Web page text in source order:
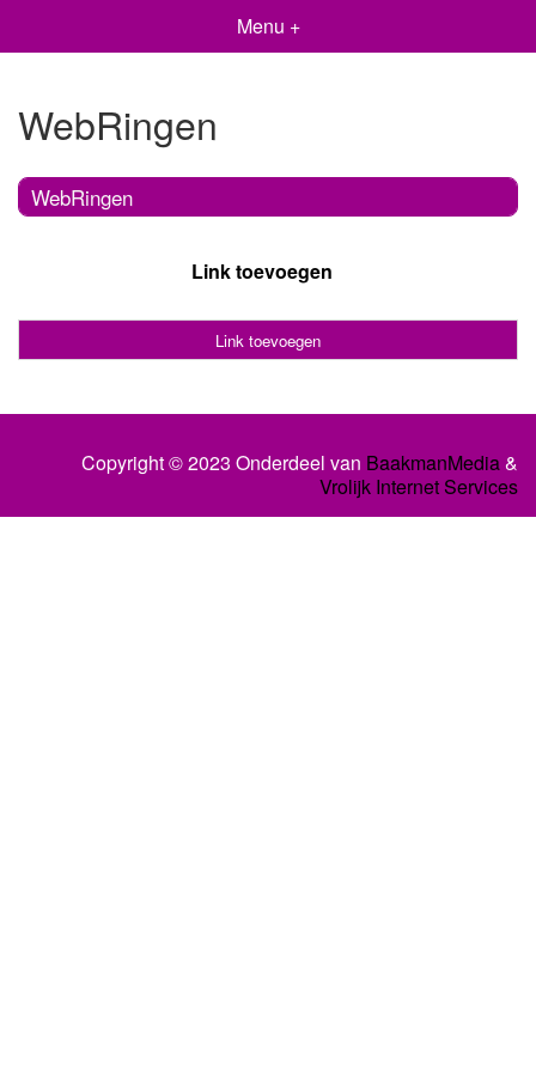
Menu +
WebRingen
WebRingen
Link toevoegen
Link toevoegen
Copyright © 2023 Onderdeel van BaakmanMedia&
Vrolijk Internet Services